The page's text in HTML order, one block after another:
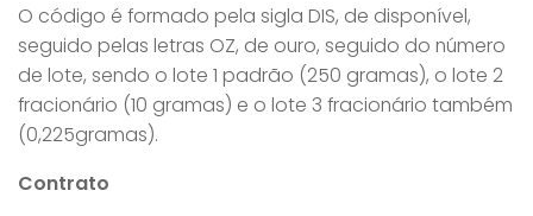
O código é formado pela sigla DIS, de disponível,
seguido pelas letras OZ, de ouro, seguido do número
de lote, sendo o lote 1 padrão (250 gramas), o lote 2
fracionário (10 gramas) e o lote 3 fracionário também
(0,225gramas).
Contrato